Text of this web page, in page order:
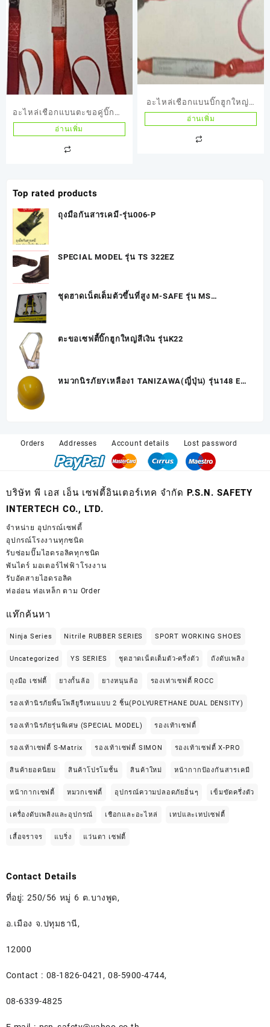
อะไหล่เชือกแบนตะขอคู่บิ๊กฮูก
มีซัพแรงกระแทก
อ่านเพิ่ม
อะไหล่เชือกแบนบิ๊กฮูกใหญ่มี
ซัพแรงกระแทก รุ่นK15
อ่านเพิ่ม
Top rated products
ถุงมือกันสารเคมี-รุ่น006-P
SPECIAL MODEL รุ่น TS 322EZ
ชุดฮาดเน็ตเต็มตัวขึ้นที่สูง M-SAFE รุ่น MS
ตะขอเซฟตี้บิ๊กฮูกใหญ่สีเงิน รุ่นK22
หมวกนิรภัยYเหลือง1 TANIZAWA(ญี่ปุ่น) รุ่น148 EPZ
Orders Addresses Account details Lost password
บริษัท พี เอส เอ็น เซฟตี้อินเตอร์เทค จำกัด P.S.N. SAFETY
INTERTECH CO., LTD.
จำหน่าย อุปกรณ์เซฟตี้
อุปกรณ์โรงงานทุกชนิด
รับซ่อมปั๊มไฮดรอลิคทุกชนิด
พันไดร์ มอเตอร์ไฟฟ้าโรงงาน
รับอัดสายไฮดรอลิค
ท่ออ่อน ท่อเหล็ก ตาม Order
แท๊กค้นหา
Ninja Series Nitrile RUBBER SERIES SPORT WORKING SHOES
Uncategorized YS SERIES ชุดฮาดเน็ตเต็มตัว-ครึ่งตัว ถังดับเพลิง
ถุงมือ เซฟตี้ ยางกั้นล้อ ยางหนุนล้อ รองเท่าเซฟตี้ ROCC
รองเท้านิรภัยพื้นโพลียูรีเทนแบบ 2 ชิ้น(POLYURETHANE DUAL DENSITY)
รองเท้านิรภัยรุ่นพิเศษ (SPECIAL MODEL) รองเท้าเซฟตี้
รองเท้าเซฟตี้ S-Matrix รองเท้าเซฟตี้ SIMON รองเท้าเซฟตี้ X-PRO
สินค้ายอดนิยม สินค้าโปรโมชั้น สินค้าใหม่ หน้ากากป้องกันสารเคมี
หน้ากากเซฟตี้ หมวกเซฟตี้ อุปกรณ์ความปลอดภัยอิ่นๆ เข็มขัดครึ่งตัว
เครื่องดับเพลิงและอุปกรณ์ เชือกและอะไหล่ เทปและเทปเซฟตี้
เสื้อจราจร แบริ่ง แว่นตา เซฟตี้
Contact Details
ที่อยู่: 250/56 หมู่ 6 ต.บางพูด,
อ.เมือง จ.ปทุมธานี,
12000
Contact : 08-1826-0421, 08-5900-4744,
08-6339-4825